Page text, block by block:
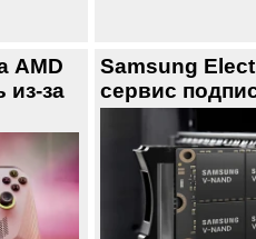
AMD
из-за
Samsung
сервис